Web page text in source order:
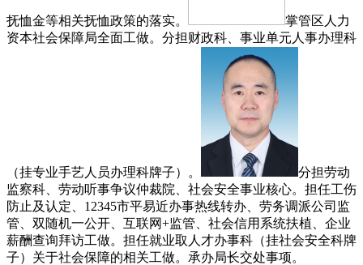
抚恤金等相关抚恤政策的落实。
掌管区人力
资本社会保障局全面工做。分担财政科、事业单元人事办理科
（挂专业手艺人员办理科牌子）。
分担劳动
监察科、劳动听事争议仲裁院、社会安全事业核心。担任工伤
防止及认定、12345市平易近办事热线转办、劳务调派公司监
管、双随机一公开、互联网+监管、社会信用系统扶植、企业
薪酬查询拜访工做。担任就业取人才办事科（挂社会安全科牌
子）关于社会保障的相关工做。承办局长交处事项。